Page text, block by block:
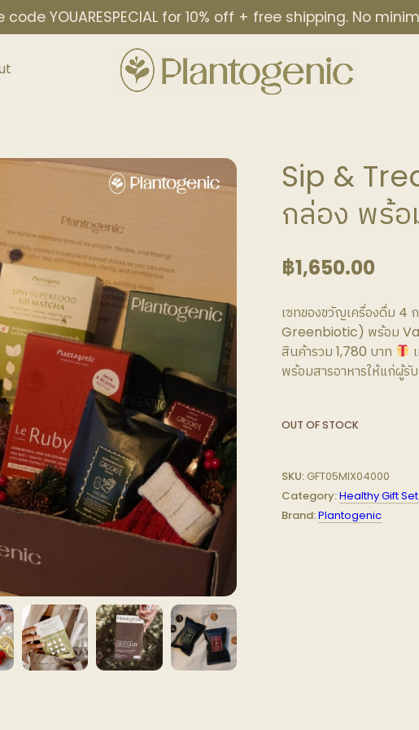
code YOUARESPECIAL for 10% off + free shipping. No
Sip &
กล่อง พร้
฿1,650.00
เซทของขวัญ​เครื่องดื่ม
Greenbiotic) พร้อม
สินค้ารวม 1,780 บาท
พร้อมสารอาหารให้แก่ผู้
OUT OF STOCK
SKU: GFT05MIX04000
Category:Healthy Gift Set
Brand:Plantogenic